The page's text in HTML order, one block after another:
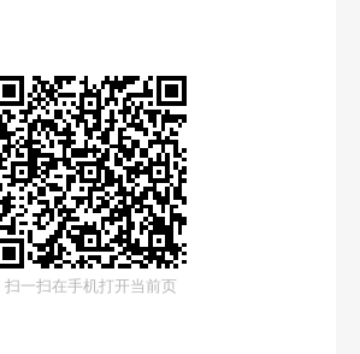
扫一扫在手机打开当前页